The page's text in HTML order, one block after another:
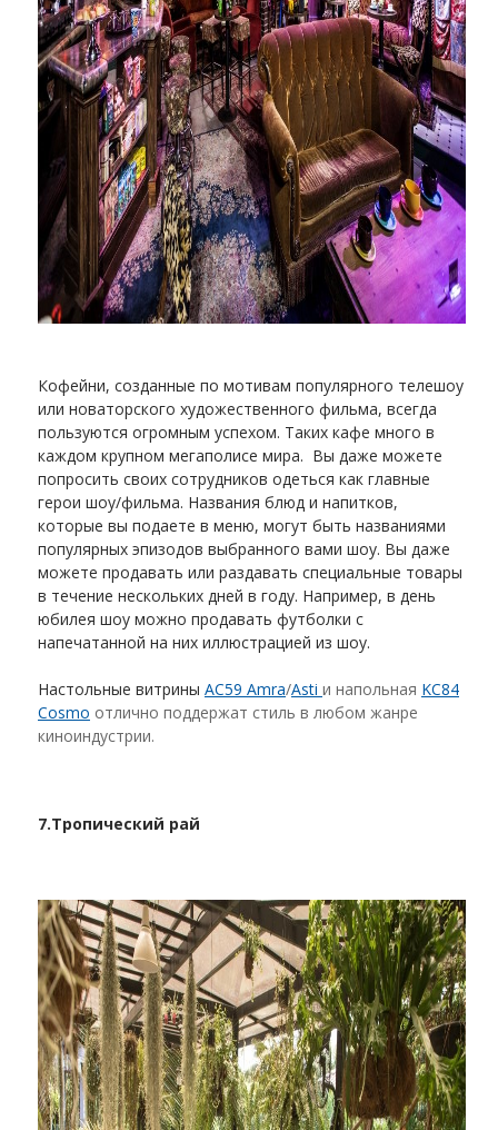
Кофейни, созданные по мотивам популярного телешоу
или новаторского художественного фильма, всегда
пользуются огромным успехом. Таких кафе много в
каждом крупном мегаполисе мира. Вы даже можете
попросить своих сотрудников одеться как главные
герои шоу/фильма. Названия блюд и напитков,
которые вы подаете в меню, могут быть названиями
популярных эпизодов выбранного вами шоу. Вы даже
можете продавать или раздавать специальные товары
в течение нескольких дней в году. Например, в день
юбилея шоу можно продавать футболки с
напечатанной на них иллюстрацией из шоу.
Настольные витрины AC59 Amra/Asti и напольная KC84
Cosmo отлично поддержат стиль в любом жанре
киноиндустрии.
7.Тропический рай